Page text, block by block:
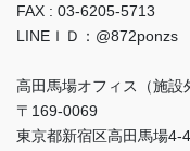
FAX : 03-6205-5713
LINEＩＤ：@872ponzs
高田馬場オフィス（施設
〒169-0069
東京都新宿区高田馬場4-